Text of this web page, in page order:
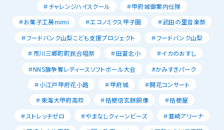
＃チャレンジハイスクール
＃甲府城御案内仕隊
＃お菓子工房mimi
＃エコノミクス甲子園
＃武田の里音楽祭
＃フードバンク山梨こども支援プロジェクト
＃フードバンク山梨
＃市川三郷町町民合唱祭
＃田富北小
＃イカのおすし
＃NNS旗争奪レディースソフトボール大会
#かみすきパーク
＃小江戸甲府花小路
＃甲府城
＃開花コンサート
＃東海大甲府高校
＃桔梗信玄餅銅像
＃桔梗屋
＃ストレッチゼロ
＃やまなしクィーンビーズ
＃韮崎アリーナ